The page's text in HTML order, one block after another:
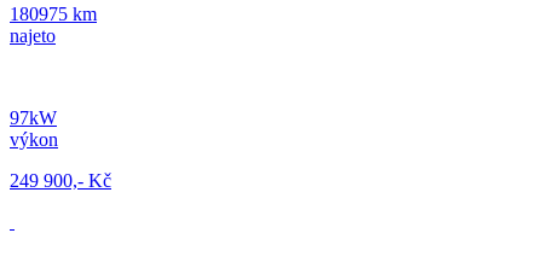
180975 km
najeto
97kW
výkon
249 900,- Kč